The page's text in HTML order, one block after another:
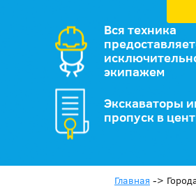
Вся техника
экипажем
Экскаваторы
пропуск в
Главная ->